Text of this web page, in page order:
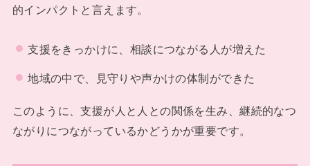
的インパクトと言えます。
支援をきっかけに、相談につながる人が増えた
地域の中で、見守りや声かけの体制ができた
このように、支援が人と人との関係を生み、継続的なつ
ながりにつながっているかどうかが重要です。